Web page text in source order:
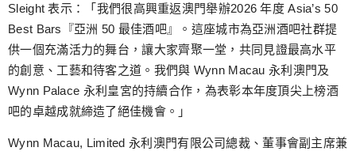
Sleight 表示：「我們很高興重返澳門舉辦2026 年度 Asia’s 50
Best Bars『亞洲 50 最佳酒吧』。這座城市為亞洲酒吧社群提
供一個充滿活力的舞台，讓大家齊聚一堂，共同見證最高水平
的創意、工藝和待客之道。我們與 Wynn Macau 永利澳門及
Wynn Palace 永利皇宮的持續合作，為表彰本年度頂尖上榜酒
吧的卓越成就締造了絕佳機會。」
Wynn Macau, Limited 永利澳門有限公司總裁、董事會副主席兼